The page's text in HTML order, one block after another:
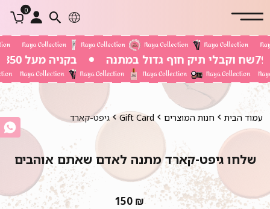
0
בקניה מעל 350 שח משלוח חינם
עמוד הבית חנות המוצרים Gift Card גיפט-קארד
שלחו גיפט-קארד מתנה לאדם שאתם אוהבים
150 ₪